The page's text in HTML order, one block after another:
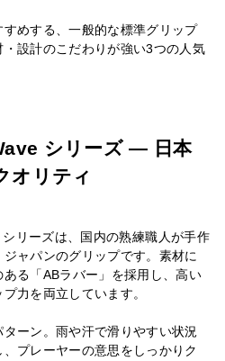
めする、一般的な標準グリップ
設計のこだわりが強い3つの人気
シリーズ — 日本
オリティ
リーズは、国内の熟練職人が手作
ャパンのグリップです。素材に
る「ABラバー」を採用し、高い
力を両立しています。
ーン。雨や汗で滑りやすい状況
プレーヤーの意思をしっかりク